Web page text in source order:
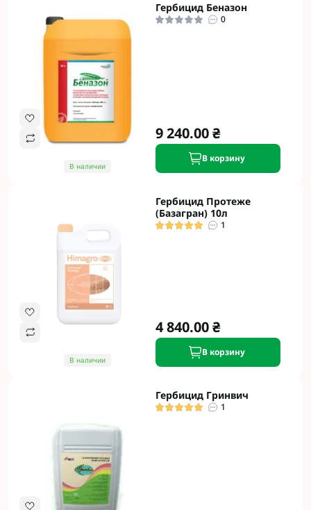
В наличии
Гербицид Беназон
0
9 240.00 ₴
В корзину
В наличии
Гербицид Протеже
(Базагран) 10л
1
4 840.00 ₴
В корзину
Гербицид Гринвич
1